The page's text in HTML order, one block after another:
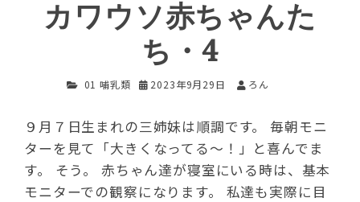
カワウソ赤ちゃんた
ち・4
01 哺乳類 2023年9月29日 ろん
９月７日生まれの三姉妹は順調です。 毎朝モニ
ターを見て「大きくなってる～！」と喜んでま
す。 そう。 赤ちゃん達が寝室にいる時は、基本
モニターでの観察になります。 私達も実際に目